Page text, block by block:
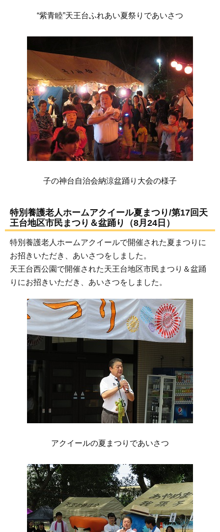
“紫青睦”天王台ふれあい夏祭りであいさつ
子の神台自治会納涼盆踊り大会の様子
特別養護老人ホームアクイール夏まつり/第17回天
王台地区市民まつり＆盆踊り（8月24日）
特別養護老人ホームアクイールで開催された夏まつりに
お招きいただき、あいさつをしました。
天王台西公園で開催された天王台地区市民まつり＆盆踊
りにお招きいただき、あいさつをしました。
アクイールの夏まつりであいさつ